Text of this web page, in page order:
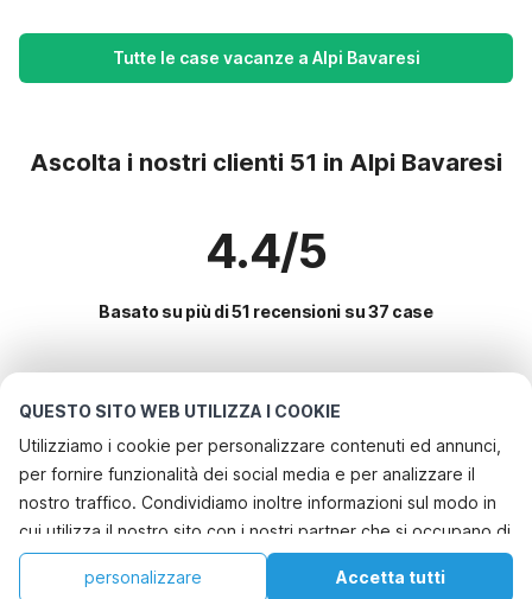
QUESTO SITO WEB UTILIZZA I COOKIE
Utilizziamo i cookie per personalizzare contenuti ed annunci,
per fornire funzionalità dei social media e per analizzare il
nostro traffico. Condividiamo inoltre informazioni sul modo in
cui utilizza il nostro sito con i nostri partner che si occupano di
analisi dei dati web, pubblicità e social media, i quali
potrebbero combinarle con altre informazioni che ha fornito
Accetta tutti
personalizzare
Tutte le case vacanze a Alpi Bavaresi
Ascolta i nostri clienti 51 in Alpi Bavaresi
4.4/5
Basato su più di 51 recensioni su 37 case
Le destinazioni più popolari per le
vacanze
Servizi più popolari per le vacanze in Alpi bavaresi
Casa vacanze in un'area sciistica
Casa vacanze sul lago
Casa vacanze con giardino
Le migliori regioni con i migliori servizi per le vacanze
Casa vacanze a misura di bambino mecklenburgo-pomerania
Città con i migliori servizi per le vacanze